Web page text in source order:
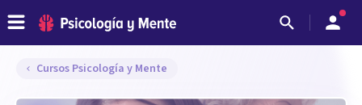
Cursos Psicología y Mente